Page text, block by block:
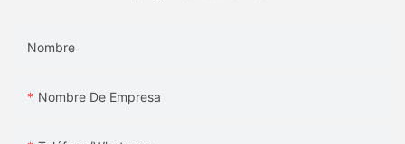
Nombre
Nombre De Empresa